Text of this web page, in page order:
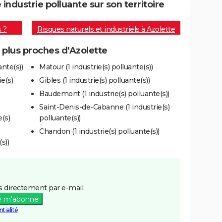
polluante sur son territoire
? Risques naturels et industriels à Azolette
proches d'Azolette
Matour (1 industrie(s) polluante(s))
Gibles (1 industrie(s) polluante(s))
Baudemont (1 industrie(s) polluante(s))
Saint-Denis-de-Cabanne (1 industrie(s)
polluante(s))
Chandon (1 industrie(s) polluante(s))
directement par e-mail.
m'abonne